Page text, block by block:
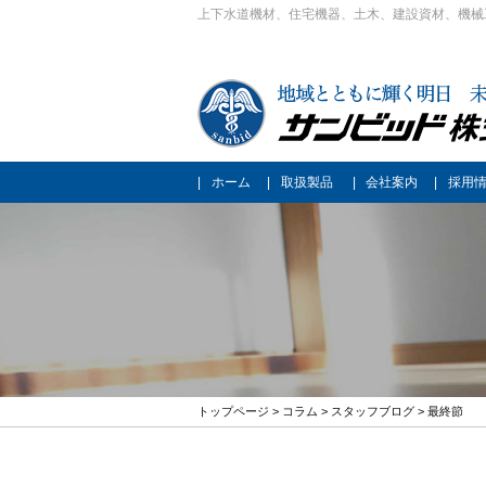
上下水道機材、住宅機器、土木、建設資材、
ホーム 取扱製品 会社案内 採用
トップページ > コラム > スタッフブログ > 最終節